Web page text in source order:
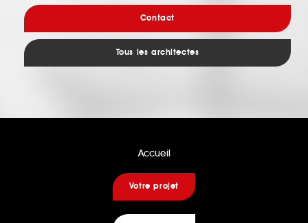
Contact
Tous les architectes
Accueil
Votre projet